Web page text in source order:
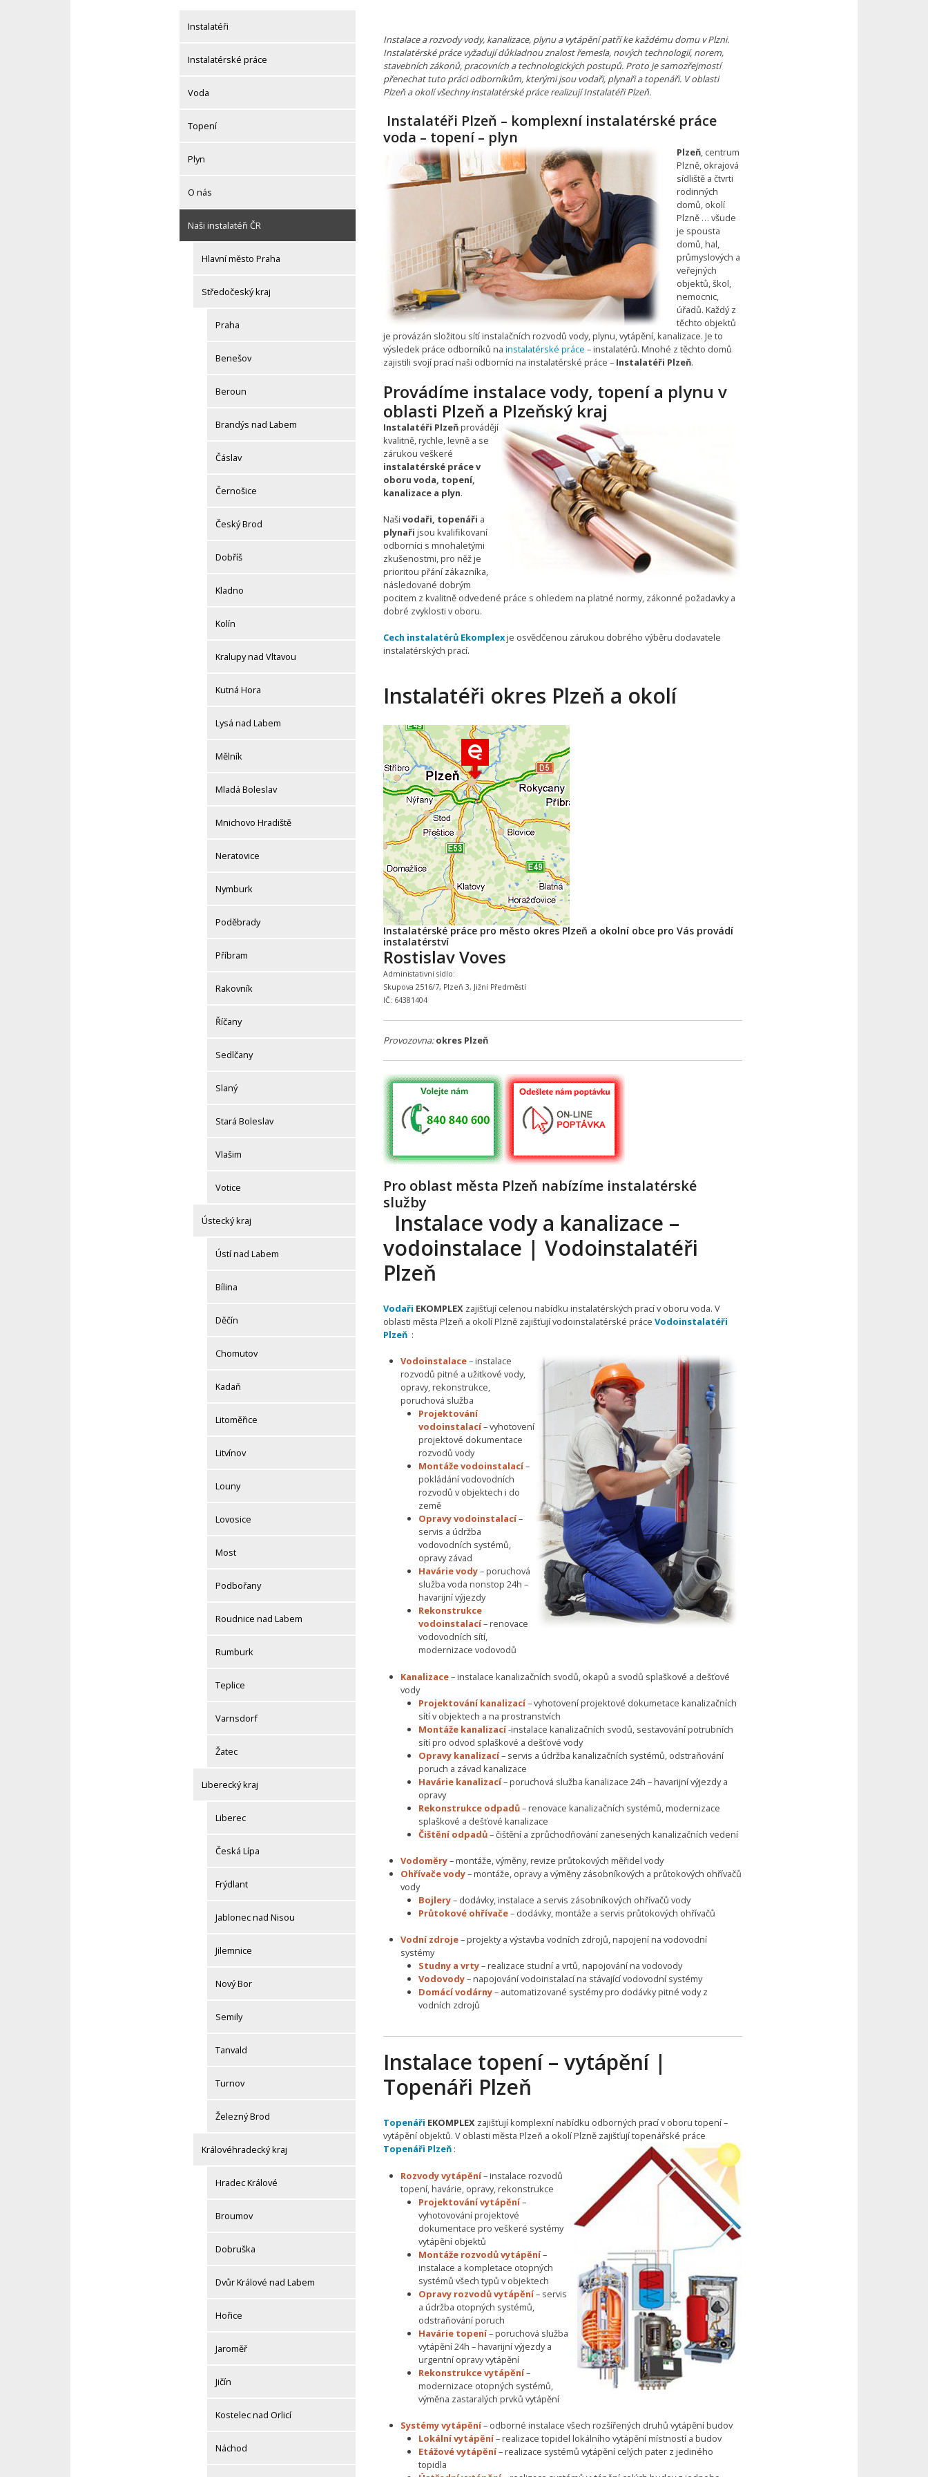
Instalatéři
Instalatérské práce
Voda
Topení
Plyn
O nás
Naši instalatéři ČR
Hlavní město Praha
Středočeský kraj
Praha
Benešov
Beroun
Brandýs nad Labem
Čáslav
Černošice
Český Brod
Dobříš
Kladno
Kolín
Kralupy nad Vltavou
Kutná Hora
Lysá nad Labem
Mělník
Mladá Boleslav
Mnichovo Hradiště
Neratovice
Nymburk
Poděbrady
Příbram
Rakovník
Říčany
Sedlčany
Slaný
Stará Boleslav
Vlašim
Votice
Ústecký kraj
Ústí nad Labem
Bílina
Děčín
Chomutov
Kadaň
Litoměřice
Litvínov
Louny
Lovosice
Most
Podbořany
Roudnice nad Labem
Rumburk
Teplice
Varnsdorf
Žatec
Liberecký kraj
Liberec
Česká Lípa
Frýdlant
Jablonec nad Nisou
Jilemnice
Nový Bor
Semily
Tanvald
Turnov
Železný Brod
Královéhradecký kraj
Hradec Králové
Broumov
Dobruška
Dvůr Králové nad Labem
Hořice
Jaroměř
Jičín
Kostelec nad Orlicí
Náchod
Instalace a rozvody vody, kanalizace, plynu a vytápění patří ke každému domu v Plzni.
Instalatérské práce vyžadují důkladnou znalost řemesla, nových technologií, norem,
stavebních zákonů, pracovních a technologických postupů. Proto je samozřejmostí
přenechat tuto práci odborníkům, kterými jsou vodaři, plynaři a topenáři. V oblasti
Plzeň a okolí všechny instalatérské práce realizují Instalatéři Plzeň.
Instalatéři Plzeň – komplexní instalatérské práce
voda – topení – plyn
Plzeň, centrum
Plzně, okrajová
sídliště a čtvrti
rodinných
domů, okolí
Plzně … všude
je spousta
domů, hal,
průmyslových a
veřejných
objektů, škol,
nemocnic,
úřadů. Každý z
těchto objektů
je provázán složitou sítí instalačních rozvodů vody, plynu, vytápění, kanalizace. Je to
výsledek práce odborníků na instalatérské práce – instalatérů. Mnohé z těchto domů
zajistili svojí prací naši odborníci na instalatérské práce – Instalatéři Plzeň.
Provádíme instalace vody, topení a plynu v
oblasti Plzeň a Plzeňský kraj
Instalatéři Plzeňprovádějí
kvalitně, rychle, levně a se
zárukou veškeré
instalatérské práce v
oboru voda, topení,
kanalizace a plyn.
Naši vodaři, topenáři a
plynaři jsou kvalifikovaní
odborníci s mnohaletými
zkušenostmi, pro něž je
prioritou přání zákazníka,
následované dobrým
pocitem z kvalitně odvedené práce s ohledem na platné normy, zákonné požadavky a
dobré zvyklosti v oboru.
Cech instalatérů Ekomplexje osvědčenou zárukou dobrého výběru dodavatele
instalatérských prací.
Instalatéři okres Plzeň a okolí
Instalatérské práce pro město okres Plzeň a okolní obce pro Vás provádí
instalatérství
Rostislav Voves
Administativní sídlo:
Skupova 2516/7, Plzeň 3, Jižní Předměstí
IČ: 64381404
Provozovna: okres Plzeň
Pro oblast města Plzeň nabízíme instalatérské
služby
Instalace vody a kanalizace –
vodoinstalace | Vodoinstalatéři
Plzeň
Vodaři EKOMPLEXzajišťují celenou nabídku instalatérských prací v oboru voda. V
oblasti města Plzeň a okolí Plzně zajišťují vodoinstalatérské práce Vodoinstalatéři
Plzeň:
Vodoinstalace– instalace
rozvodů pitné a užitkové vody,
opravy, rekonstrukce,
poruchová služba
Projektování
vodoinstalací– vyhotovení
projektové dokumentace
rozvodů vody
Montáže vodoinstalací–
pokládání vodovodních
rozvodů v objektech i do
země
Opravy vodoinstalací–
servis a údržba
vodovodních systémů,
opravy závad
Havárie vody– poruchová
služba voda nonstop 24h –
havarijní výjezdy
Rekonstrukce
vodoinstalací– renovace
vodovodních sítí,
modernizace vodovodů
Kanalizace– instalace kanalizačních svodů, okapů a svodů splaškové a dešťové
vody
Projektování kanalizací– vyhotovení projektové dokumetace kanalizačních
sítí v objektech a na prostranstvích
Montáže kanalizací-instalace kanalizačních svodů, sestavování potrubních
sítí pro odvod splaškové a dešťové vody
Opravy kanalizací– servis a údržba kanalizačních systémů, odstraňování
poruch a závad kanalizace
Havárie kanalizací– poruchová služba kanalizace 24h – havarijní výjezdy a
opravy
Rekonstrukce odpadů– renovace kanalizačních systémů, modernizace
splaškové a dešťové kanalizace
Čištění odpadů– čištění a zprůchodňování zanesených kanalizačních vedení
Vodoměry– montáže, výměny, revize průtokových měřidel vody
Ohřívače vody– montáže, opravy a výměny zásobníkových a průtokových ohřívačů
vody
Bojlery– dodávky, instalace a servis zásobníkových ohřívačů vody
Průtokové ohřívače– dodávky, montáže a servis průtokových ohřívačů
Vodní zdroje– projekty a výstavba vodních zdrojů, napojení na vodovodní
systémy
Studny a vrty– realizace studní a vrtů, napojování na vodovody
Vodovody– napojování vodoinstalací na stávající vodovodní systémy
Domácí vodárny– automatizované systémy pro dodávky pitné vody z
vodních zdrojů
Instalace topení – vytápění |
Topenáři Plzeň
Topenáři EKOMPLEX zajišťují komplexní nabídku odborných prací v oboru topení –
vytápění objektů. V oblasti města Plzeň a okolí Plzně zajišťují topenářské práce
Topenáři Plzeň:
Rozvody vytápění– instalace rozvodů
topení, havárie, opravy, rekonstrukce
Projektování vytápění–
vyhotovování projektové
dokumentace pro veškeré systémy
vytápění objektů
Montáže rozvodů vytápění–
instalace a kompletace otopných
systémů všech typů v objektech
Opravy rozvodů vytápění– servis
a údržba otopných systémů,
odstraňování poruch
Havárie topení– poruchová služba
vytápění 24h – havarijní výjezdy a
urgentní opravy vytápění
Rekonstrukce vytápění–
modernizace otopných systémů,
výměna zastaralých prvků vytápění
Systémy vytápění– odborné instalace všech rozšířených druhů vytápění budov
Lokální vytápění– realizace topidel lokálního vytápění místností a budov
Etážové vytápění– realizace systémů vytápění celých pater z jediného
topidla